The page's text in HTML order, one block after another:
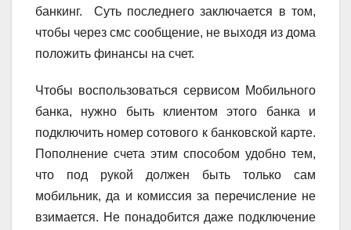
банкинг. Суть последнего заключается в том,
чтобы через смс сообщение, не выходя из дома
положить финансы на счет.
Чтобы воспользоваться сервисом Мобильного
банка, нужно быть клиентом этого банка и
подключить номер сотового к банковской карте.
Пополнение счета этим способом удобно тем,
что под рукой должен быть только сам
мобильник, да и комиссия за перечисление не
взимается. Не понадобится даже подключение